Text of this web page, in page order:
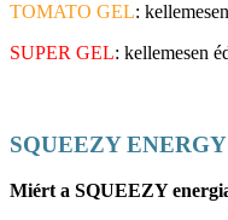
TOMATO GEL:
SUPER GEL: kellemesen
SQUEEZY
Miért a SQUEEZY